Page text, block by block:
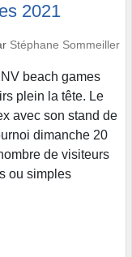
2021
Stéphane Sommeiller
beach games
plein la tête. Le
avec son stand de
dimanche 20
de visiteurs
ou simples